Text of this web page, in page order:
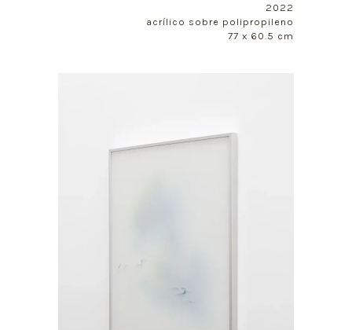
2022
acrílico sobre polipropileno
77 x 60.5 cm